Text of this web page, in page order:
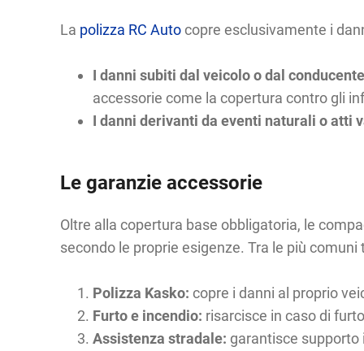
La polizza RC Autocopre esclusivamente i
I danni subiti dal veicolo o dal
accessorie come la copertura contro gli
I danni derivanti da eventi naturali o atti
Le garanzie accessorie
Oltre alla copertura base obbligatoria, le
secondo le proprie esigenze. Tra le più comuni
Polizza Kasko: copre i danni al proprio
Furto e incendio: risarcisce in caso di
Assistenza stradale: garantisce supporto